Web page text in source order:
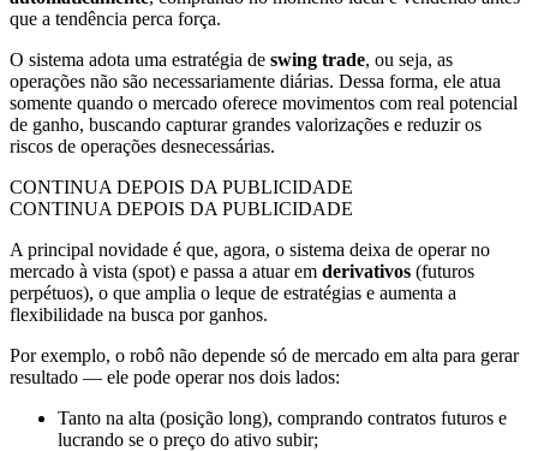
que a tendência perca força.
O sistema adota uma estratégia de swing trade, ou seja, as
operações não são necessariamente diárias. Dessa forma, ele atua
somente quando o mercado oferece movimentos com real potencial
de ganho, buscando capturar grandes valorizações e reduzir os
riscos de operações desnecessárias.
CONTINUA DEPOIS DA PUBLICIDADE
CONTINUA DEPOIS DA PUBLICIDADE
A principal novidade é que, agora, o sistema deixa de operar no
mercado à vista (spot) e passa a atuar em derivativos (futuros
perpétuos), o que amplia o leque de estratégias e aumenta a
flexibilidade na busca por ganhos.
Por exemplo, o robô não depende só de mercado em alta para gerar
resultado — ele pode operar nos dois lados:
Tanto na alta (posição long), comprando contratos futuros e
lucrando se o preço do ativo subir;